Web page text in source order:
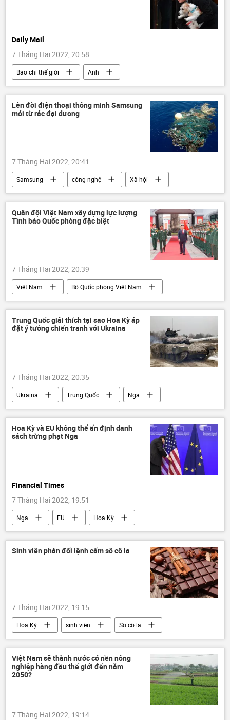
Daily Mail
7 Tháng Hai 2022, 20:58
Báo chí thế giới
Anh
Boris Johnson
Xã hội
Lên đời điện thoại thông minh Samsung
mới từ rác đại dương
7 Tháng Hai 2022, 20:41
Samsung công nghệ
Xã hội
rác
điện thoại thông minh
Quân đội Việt Nam xây dựng lực lượng
Tình báo Quốc phòng đặc biệt
7 Tháng Hai 2022, 20:39
Việt Nam
Bộ Quốc phòng Việt Nam
Vương Đình Huệ
Quân đội Nhân dân Việt Nam
quân đội
Phan Văn Giang
Trung Quốc giải thích tại sao Hoa Kỳ áp
đặt ý tưởng chiến tranh với Ukraina
7 Tháng Hai 2022, 20:35
Ukraina Trung Quốc
Nga
Báo chí thế giới
NATO
Hoa Kỳ
chiến tranh
Hoa Kỳ và EU không thể ấn định danh
sách trừng phạt Nga
Financial Times
7 Tháng Hai 2022, 19:51
Nga EU
Hoa Kỳ
Chính trị
Thế giới Báo chí thế giới
Sinh viên phản đối lệnh cấm sô cô la
7 Tháng Hai 2022, 19:15
Hoa Kỳ sinh viên
Sô cô la
Xã hội
Sức khoẻ
Việt Nam sẽ thành nước có nền nông
nghiệp hàng đầu thế giới đến năm
2050?
7 Tháng Hai 2022, 19:14